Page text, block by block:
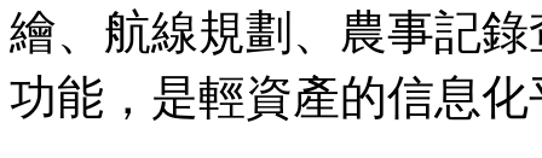
繪、航線規劃、農事記
功能，是輕資產的信息化